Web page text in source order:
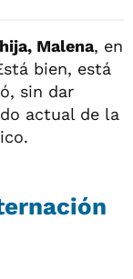
Malena, en
bien, está
sin dar
actual de la